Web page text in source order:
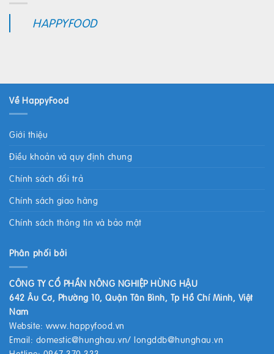
HAPPYFOOD
Về HappyFood
Giới thiệu
Điều khoản và quy định chung
Chính sách đổi trả
Chính sách giao hàng
Chính sách thông tin và bảo mật
Phân phối bởi
CÔNG TY CỔ PHẦN NÔNG NGHIỆP HÙNG HẬU
642 Âu Cơ, Phường 10, Quận Tân Bình, Tp Hồ Chí Minh, Việt
Nam
Website: www.happyfood.vn
Email: domestic@hunghau.vn/ longddb@hunghau.vn